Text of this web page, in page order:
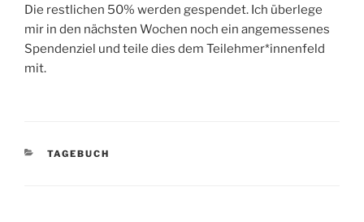
Die restlichen 50% werden gespendet. Ich überlege
mir in den nächsten Wochen noch ein angemessenes
Spendenziel und teile dies dem Teilehmer*innenfeld
mit.
KATEGORIEN
TAGEBUCH